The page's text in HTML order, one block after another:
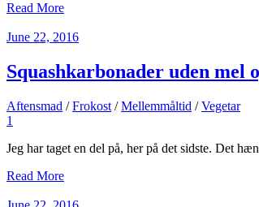
Read More
June 22, 2016
Squashkarbonader uden mel
Aftensmad /Frokost /Mellemmåltid /Vegetar
1
Jeg har taget en del på, her på det sidste. Det
Read More